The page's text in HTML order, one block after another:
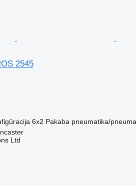
2545
6x2 Pakaba pneumatika/
Ltd